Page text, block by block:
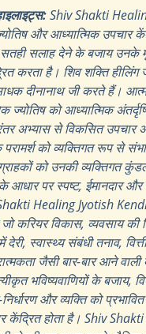
Shiv Shakti
और आध्यात्मिक उपचार
सलाह देने के बजाय उनके
करता है। शिव शक्ति हीलिंग
दीनानाथ जी करते हैं।
ज्योतिष को आध्यात्मिक
अभ्यास से विकसित
को व्यक्तिगत रूप से
को उनकी व्यक्तिगत
आधार पर स्पष्ट, ईमानदार और
Healing Jyotish
करियर विकास, व्यवसाय की
देरी, स्वास्थ्य संबंधी तनाव,
जैसी बार-बार आने
भविष्यवाणियों के बजाय,
और व्यक्ति को
केंद्रित होता है। Shiv